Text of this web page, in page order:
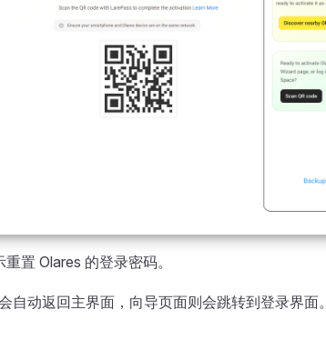
置 Olares 的登录密码。
自动返回主界面，向导页面则会跳转到登录界面